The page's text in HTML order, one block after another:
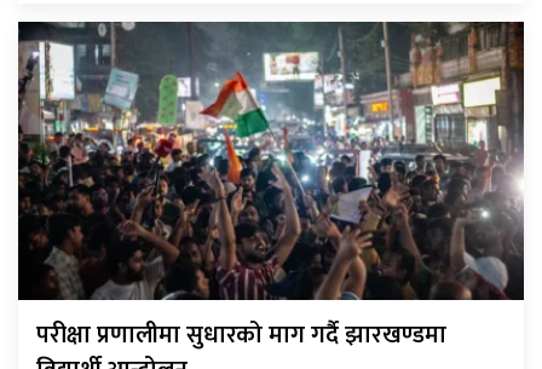
परीक्षा प्रणालीमा सुधारको माग गर्दै झारखण्डमा